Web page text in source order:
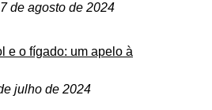
de agosto de 2024
e o fígado: um apelo à
julho de 2024